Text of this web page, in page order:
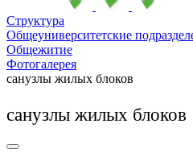
Структура
Общеуниверситетские
Общежитие
Фотогалерея
санузлы жилых блоков
санузлы жилых блоков